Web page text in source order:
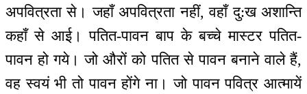
अपवित्रता से। जहाँ अपवित्रता नहीं, वहाँ दु:ख अशान्ति
कहाँ से आई। पतित-पावन बाप के बच्चे मास्टर पतित-
पावन हो गये। जो औरों को पतित से पावन बनाने वाले हैं,
वह स्वयं भी तो पावन होंगे ना। जो पावन पवित्र आत्मायें